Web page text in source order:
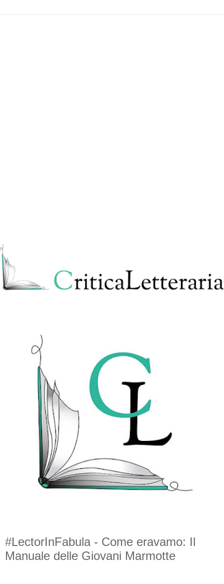
#LectorInFabula - Come eravamo: Il
Manuale delle Giovani Marmotte